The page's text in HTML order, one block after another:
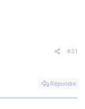
#31
Répondre